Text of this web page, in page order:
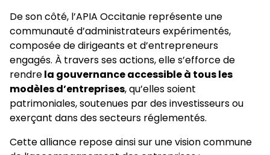
De son côté, l’APIA Occitanie représente une
communauté d’administrateurs expérimentés,
composée de dirigeants et d’entrepreneurs
engagés. À travers ses actions, elle s’efforce de
rendrela gouvernance accessible à tous les
modèles d’entreprises, qu’elles soient
patrimoniales, soutenues par des investisseurs ou
exerçant dans des secteurs réglementés.
Cette alliance repose ainsi sur une vision commune